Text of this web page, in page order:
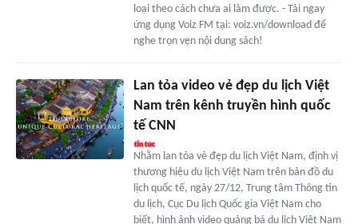
loại theo cách chưa ai làm được. - Tải ngay
ứng dụng Voiz FM tại: voiz.vn/download để
nghe trọn vẹn nội dung sách!
Lan tỏa video vẻ đẹp du lịch Việt
Nam trên kênh truyền hình quốc
tế CNN
Nhằm lan tỏa vẻ đẹp du lịch Việt Nam, định vị
thương hiệu du lịch Việt Nam trên bản đồ du
lịch quốc tế, ngày 27/12, Trung tâm Thông tin
du lịch, Cục Du lịch Quốc gia Việt Nam cho
biết, hình ảnh video quảng bá du lịch Việt Nam